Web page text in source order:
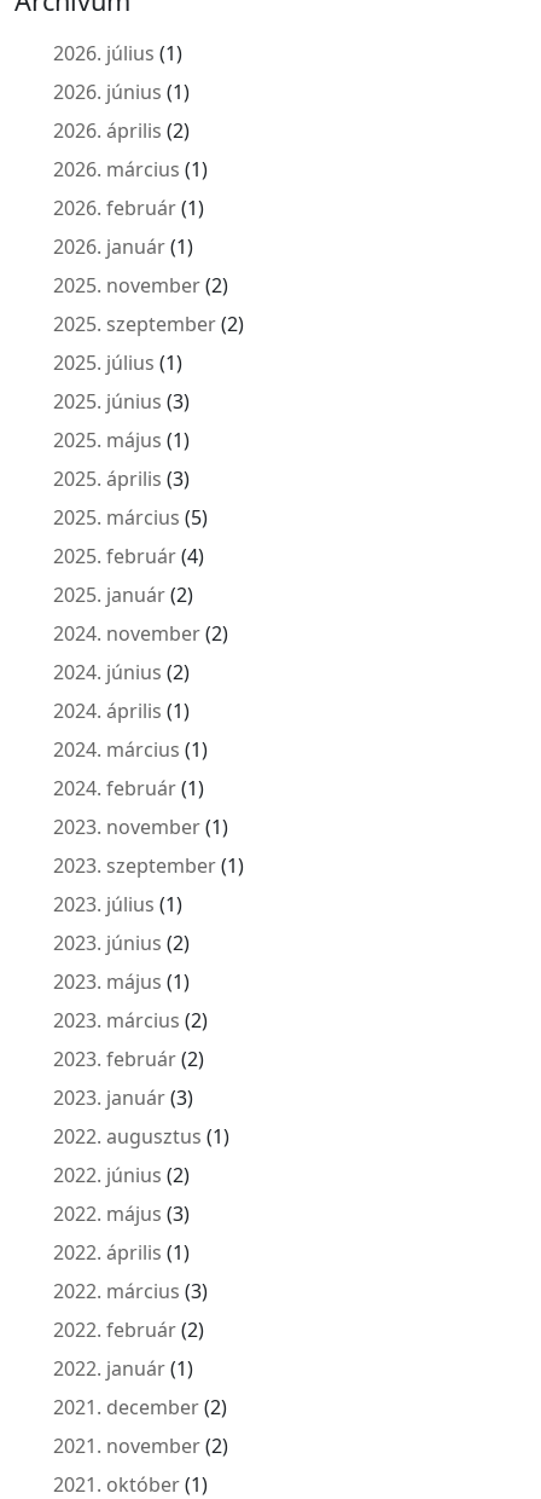
2026. július (1)
2026. június (1)
2026. április (2)
2026. március (1)
2026. február(1)
2026. január(1)
2025. november(2)
2025. szeptember(2)
2025. július (1)
2025. június (3)
2025. május (1)
2025. április (3)
2025. március (5)
2025. február(4)
2025. január(2)
2024. november(2)
2024. június (2)
2024. április (1)
2024. március (1)
2024. február(1)
2023. november(1)
2023. szeptember(1)
2023. július (1)
2023. június (2)
2023. május (1)
2023. március (2)
2023. február(2)
2023. január(3)
2022. augusztus (1)
2022. június (2)
2022. május (3)
2022. április (1)
2022. március (3)
2022. február(2)
2022. január(1)
2021. december(2)
2021. november(2)
2021. október(1)